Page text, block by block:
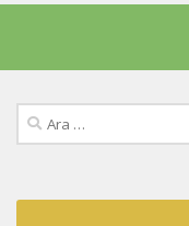
Arama: